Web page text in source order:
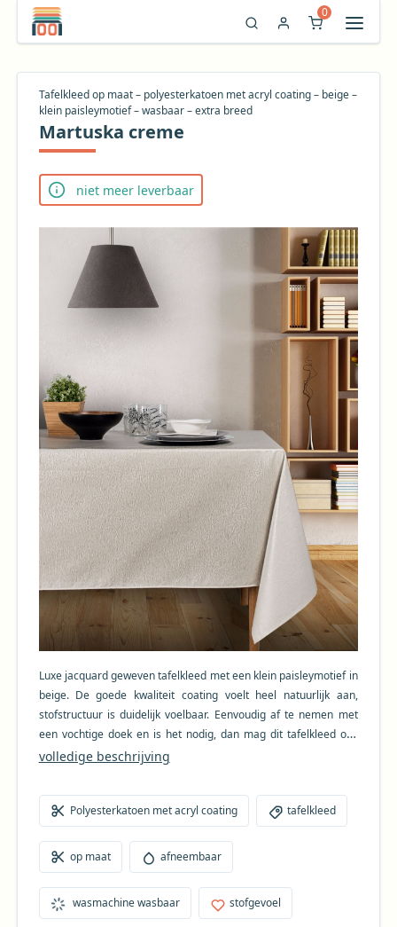
0
Tafelkleed op maat – polyesterkatoen met acryl coating – beige –
klein paisleymotief – wasbaar – extra breed
Martuska creme
niet meer leverbaar
Luxe jacquard geweven tafelkleed met een klein paisleymotief in
beige. De goede kwaliteit coating voelt heel natuurlijk aan,
stofstructuur is duidelijk voelbaar. Eenvoudig af te nemen met
een vochtige doek en is het nodig, dan mag dit tafelkleed ook
uitgewassen worden. Extra breed! Houd bij het bestellen
het geval van een tafelkleed van 250 cm kan er tot 10 cm krimp
optreden.
volledige beschrijving
Polyesterkatoen met acryl coating tafelkleed
op maat afneembaar
wasmachine wasbaar stofgevoel